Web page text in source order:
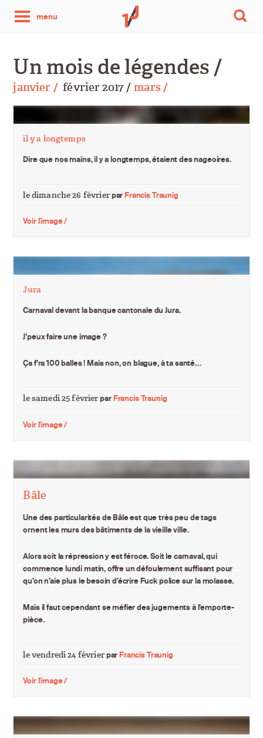
menu
photo
par
jour
Un mois de légendes /
janvier / février 2017 / mars /
il y a longtemps
Dire que nos mains, il y a longtemps, étaient des nageoires.
le dimanche 26 févrierparFrancis Traunig
Voir l'image /
Jura
Carnaval devant la banque cantonale du Jura.
J’peux faire une image ?
Ça f’ra 100 balles ! Mais non, on blague, à ta santé…
le samedi 25 févrierparFrancis Traunig
Voir l'image /
Bâle
Une des particularités de Bâle est que très peu de tags
ornent les murs des bâtiments de la vieille ville.
Alors soit la répression y est féroce. Soit le carnaval, qui
commence lundi matin, offre un défoulement suffisant pour
qu’on n’aie plus le besoin d’écrire Fuck police sur la molasse.
Mais il faut cependant se méfier des jugements à l’emporte-
pièce.
le vendredi 24 févrierparFrancis Traunig
Voir l'image /